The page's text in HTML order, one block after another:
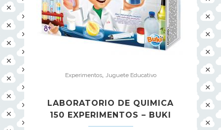
Experimentos, Juguete Educativo
LABORATORIO DE QUIMICA
150 EXPERIMENTOS – BUKI